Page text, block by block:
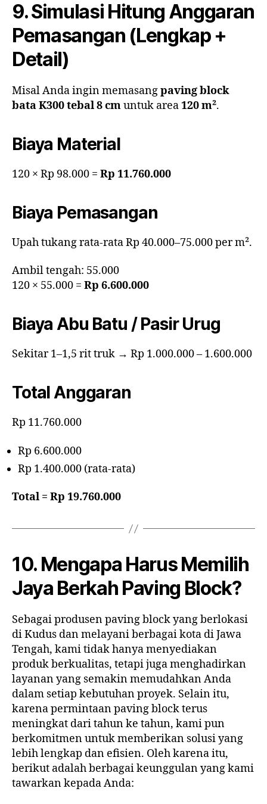
9. Simulasi Hitung Anggaran
Pemasangan (Lengkap +
Detail)
Misal Anda ingin memasangpaving block
bata K300 tebal 8 cmuntuk area120 m².
Biaya Material
120 × Rp 98.000 = Rp 11.760.000
Biaya Pemasangan
Upah tukang rata-rata Rp 40.000–75.000 per m².
Ambil tengah: 55.000
120 × 55.000 = Rp 6.600.000
Biaya Abu Batu / Pasir Urug
Sekitar 1–1,5 rit truk → Rp 1.000.000 – 1.600.000
Total Anggaran
Rp 11.760.000
Rp 6.600.000
Rp 1.400.000 (rata-rata)
Total = Rp 19.760.000
10. Mengapa Harus Memilih
Jaya Berkah Paving Block?
Sebagai produsen paving block yang berlokasi
di Kudus dan melayani berbagai kota di Jawa
Tengah, kami tidak hanya menyediakan
produk berkualitas, tetapi juga menghadirkan
layanan yang semakin memudahkan Anda
dalam setiap kebutuhan proyek. Selain itu,
karena permintaan paving block terus
meningkat dari tahun ke tahun, kami pun
berkomitmen untuk memberikan solusi yang
lebih lengkap dan efisien. Oleh karena itu,
berikut adalah berbagai keunggulan yang kami
tawarkan kepada Anda: